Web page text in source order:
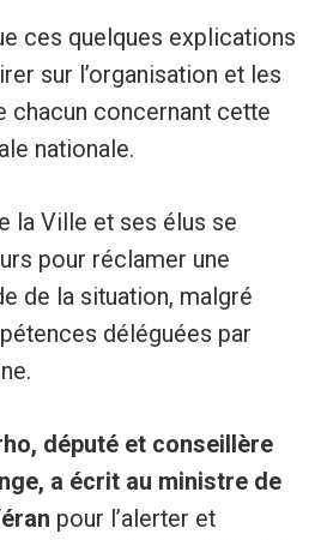
ces quelques explications
sur l’organisation et les
chacun concernant cette
nationale.
la Ville et ses élus se
pour réclamer une
de la situation, malgré
déléguées par
député et conseillère
a écrit au ministre de
pour l’alerter et